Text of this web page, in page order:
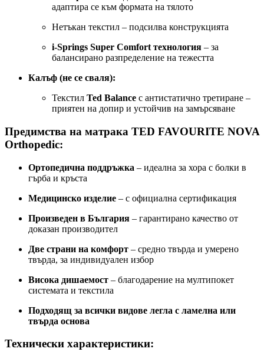
адаптира се към формата на тялото
Нетъкан текстил – подсилва конструкцията
i-Springs Super Comfort технология – за
балансирано разпределение на тежестта
Калъф (не се сваля):
Текстил Ted Balance с антистатично третиране –
приятен на допир и устойчив на замърсяване
Предимства на матрака TED FAVOURITE NOVA
Orthopedic:
Ортопедична поддръжка – идеална за хора с болки в
гърба и кръста
Медицинско изделие – с официална сертификация
Произведен в България – гарантирано качество от
доказан производител
Две страни на комфорт – средно твърда и умерено
твърда, за индивидуален избор
Висока дишаемост – благодарение на мултипокет
системата и текстила
Подходящ за всички видове легла с ламелна или
твърда основа
Технически характеристики: